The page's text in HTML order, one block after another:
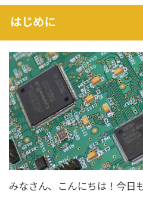
はじめに
みなさん、こんにちは！今日